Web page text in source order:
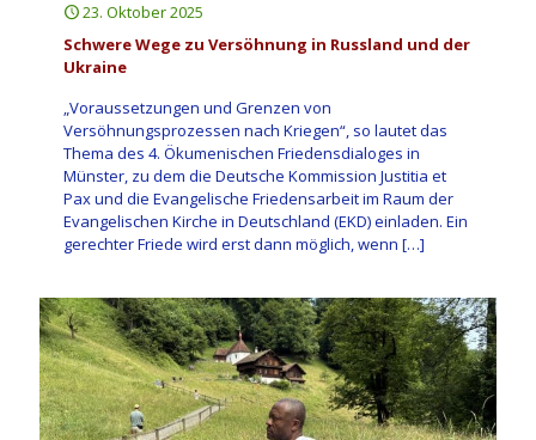
23. Oktober 2025
Schwere Wege zu Versöhnung in Russland und der
Ukraine
„Voraussetzungen und Grenzen von
Versöhnungsprozessen nach Kriegen“, so lautet das
Thema des 4. Ökumenischen Friedensdialoges in
Münster, zu dem die Deutsche Kommission Justitia et
Pax und die Evangelische Friedensarbeit im Raum der
Evangelischen Kirche in Deutschland (EKD) einladen. Ein
gerechter Friede wird erst dann möglich, wenn […]